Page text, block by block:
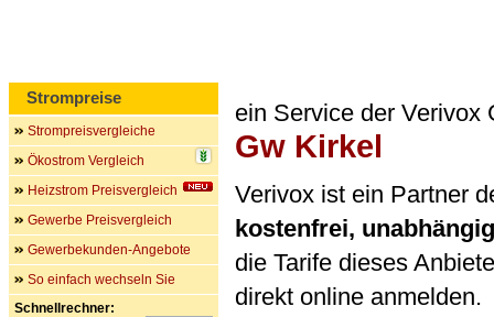
ein Service der Verivox
Gw Kirkel
Verivox ist ein Partner
kostenfrei,
die Tarife dieses
direkt online anmelden.
Strompreise
Strompreisvergleiche
Ökostrom Vergleich
Heizstrom Preisvergleich
Gewerbe Preisvergleich
Gewerbekunden-Angebote
So einfach wechseln Sie
Schnellrechner: